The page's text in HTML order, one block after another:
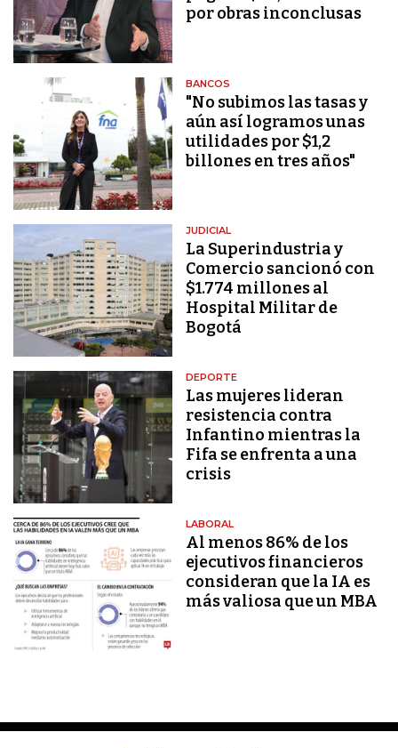
por obras inconclusas
BANCOS
"No subimos las tasas y
aún así logramos unas
utilidades por $1,2
billones en tres años"
JUDICIAL
La Superindustria y
Comercio sancionó con
$1.774 millones al
Hospital Militar de
Bogotá
DEPORTE
Las mujeres lideran
resistencia contra
Infantino mientras la
Fifa se enfrenta a una
crisis
LABORAL
Al menos 86% de los
ejecutivos financieros
consideran que la IA es
más valiosa que un MBA